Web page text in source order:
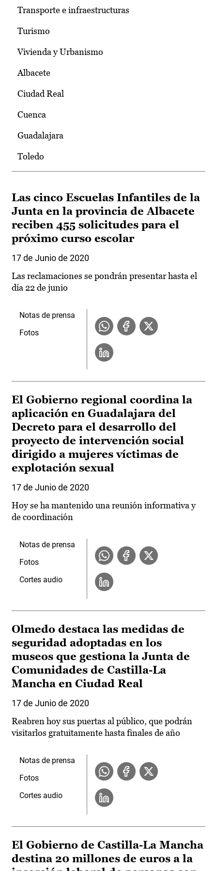
Transporte e infraestructuras
Turismo
Vivienda y Urbanismo
Albacete
Ciudad Real
Cuenca
Guadalajara
Toledo
Las cinco Escuelas Infantiles de la
Junta en la provincia de Albacete
reciben 455 solicitudes para el
próximo curso escolar
17 de Junio de 2020
Las reclamaciones se pondrán presentar hasta el
día 22 de junio
Notas de prensa
Fotos
El Gobierno regional coordina la
aplicación en Guadalajara del
Decreto para el desarrollo del
proyecto de intervención social
dirigido a mujeres víctimas de
explotación sexual
17 de Junio de 2020
Hoy se ha mantenido una reunión informativa y
de coordinación
Notas de prensa
Fotos
Cortes audio
Olmedo destaca las medidas de
seguridad adoptadas en los
museos que gestiona la Junta de
Comunidades de Castilla-La
Mancha en Ciudad Real
17 de Junio de 2020
Reabren hoy sus puertas al público, que podrán
visitarlos gratuitamente hasta finales de año
Notas de prensa
Fotos
Cortes audio
El Gobierno de Castilla-La Mancha
destina 20 millones de euros a la